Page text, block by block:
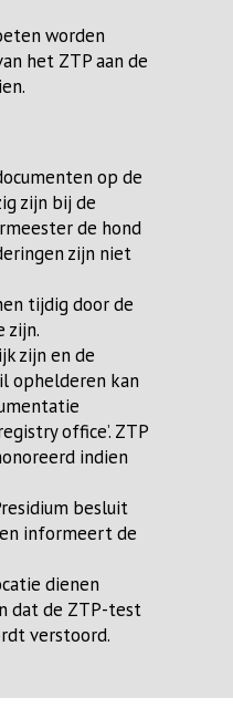
worden
het ZTP aan de
op de
zijn bij de
de hond
zijn niet
tijdig door de
zijn.
zijn en de
ophelderen kan
office’. ZTP
indien
besluit
informeert de
dienen
dat de ZTP-test
verstoord.